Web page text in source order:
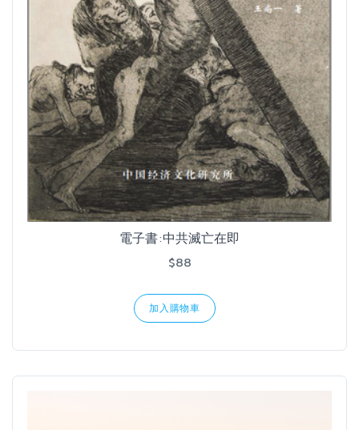
電子書:中共滅亡在即
$88
加入購物車